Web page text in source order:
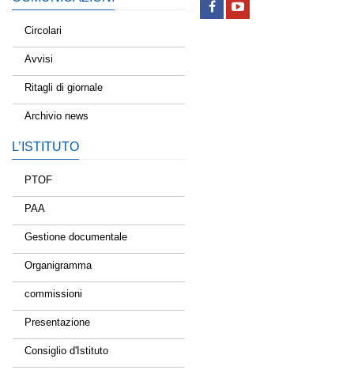
Circolari
Avvisi
Ritagli di giornale
Archivio news
L’ISTITUTO
PTOF
PAA
Gestione documentale
Organigramma
commissioni
Presentazione
Consiglio d'Istituto